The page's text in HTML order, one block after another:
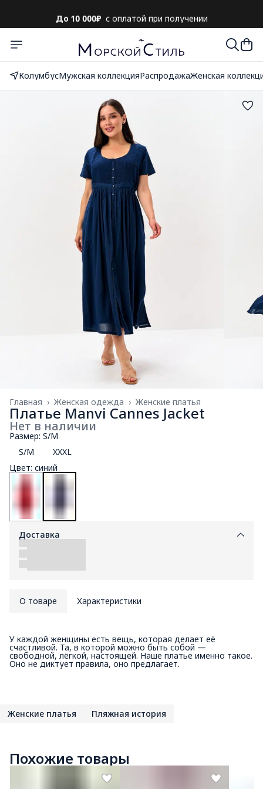
До 10 000₽ с оплатой при получении
КолумбусМужская коллекцияРаспродажаЖенская
Женские платья
Женская одежда ›
Главная ›
Платье Manvi Cannes Jacket
Нет в наличии
Размер: S/M
S/M
XXXL
Цвет: синий
Доставка
О товаре Характеристики
У каждой женщины есть вещь, которая делает её
счастливой. Та, в которой можно быть собой —
свободной, лёгкой, настоящей. Наше платье именно такое.
Оно не диктует правила, оно предлагает.
Женские платья Пляжная история
Похожие товары